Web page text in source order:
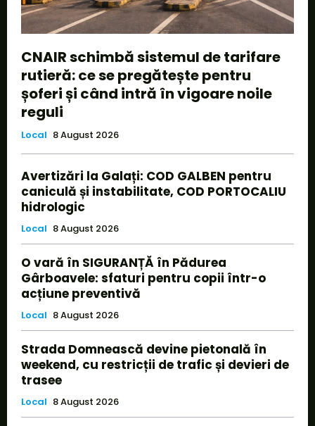
CNAIR schimbă sistemul de tarifare
rutieră: ce se pregătește pentru
șoferi și când intră în vigoare noile
reguli
Local 8 August 2026
Avertizări la Galați: COD GALBEN pentru
caniculă și instabilitate, COD PORTOCALIU
hidrologic
Local 8 August 2026
O vară în SIGURANȚĂ în Pădurea
Gârboavele: sfaturi pentru copii într-o
acțiune preventivă
Local 8 August 2026
Strada Domnească devine pietonală în
weekend, cu restricții de trafic și devieri de
trasee
Local 8 August 2026